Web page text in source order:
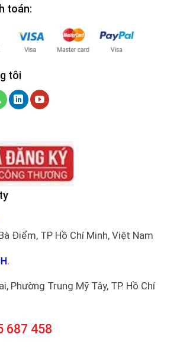
toán:
tôi
Điểm, TP Hồ Chí Minh, Việt Nam
Phường Trung Mỹ Tây, TP. Hồ Chí
687 458